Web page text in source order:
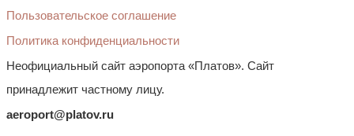
Пользовательское соглашение
Политика конфиденциальности
Неофициальный сайт аэропорта «Платов». Сайт
принадлежит частному лицу.
aeroport@platov.ru